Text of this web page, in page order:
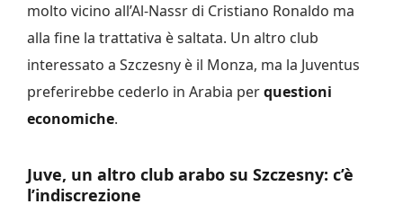
molto vicino all’Al-Nassr di Cristiano Ronaldo ma
alla fine la trattativa è saltata. Un altro club
interessato a Szczesny è il Monza, ma la Juventus
preferirebbe cederlo in Arabia perquestioni
economiche.
Juve, un altro club arabo su Szczesny: c’è
l’indiscrezione